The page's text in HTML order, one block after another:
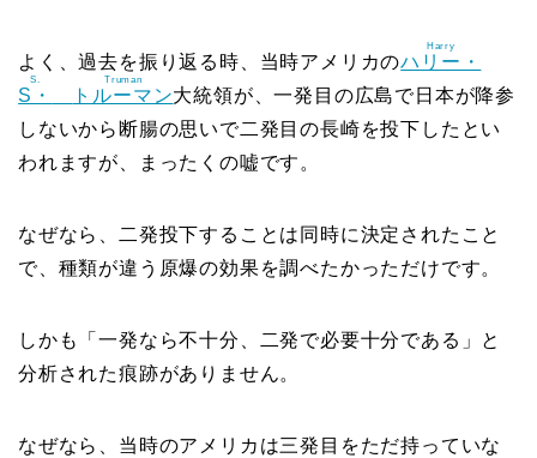
よく、過去を振り返る時、当時アメリカのハリー・
Harry
S・
S.
トルーマン
Truman
大統領が、一発目の広島で日本が降参
しないから断腸の思いで二発目の長崎を投下したとい
われますが、まったくの嘘です。
なぜなら、二発投下することは同時に決定されたこと
で、種類が違う原爆の効果を調べたかっただけです。
しかも「一発なら不十分、二発で必要十分である」と
分析された痕跡がありません。
なぜなら、当時のアメリカは三発目をただ持っていな